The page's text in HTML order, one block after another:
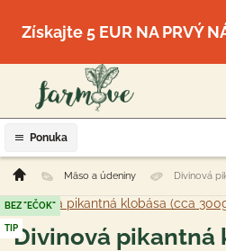
Získajte 5 EUR NA PRVÝ
Ponuka
Mäso a údeniny Divinová
BEZ "EČOK"
TIPDivinová pikantná